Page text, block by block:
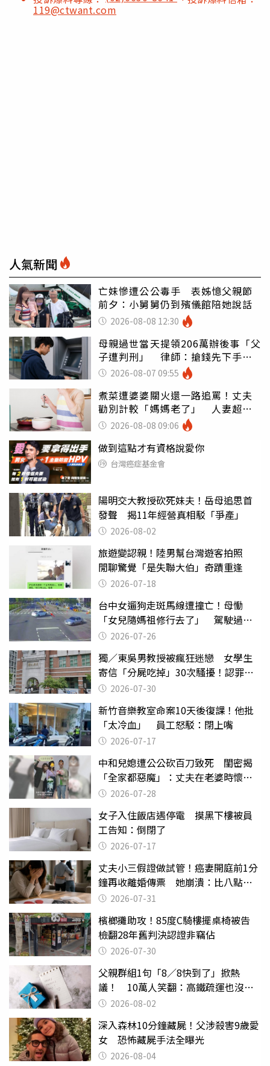
119@ctwant.com
人氣新聞
亡妹慘遭公公毒手 表姊憶父親節
前夕：小舅舅仍到殯儀館陪她說話
2026-08-08 12:30
母親過世當天提領206萬辦後事「父
子遭判刑」 律師：搶錢先下手是
罪 2026-08-07 09:55
煮菜遭婆婆關火還一路追罵！丈夫
勸別計較「媽媽老了」 人妻超崩
潰：我像台傭
2026-08-08 09:06
做到這點才有資格說愛你
台灣癌症基金會
陽明交大教授砍死妹夫！岳母追思首
發聲 揭11年經營真相駁「爭產」
2026-08-02
旅遊變認親！陸男幫台灣遊客拍照
閒聊驚覺「是失聯大伯」奇蹟重逢
2026-07-18
台中女遛狗走斑馬線遭撞亡！母慟
「女兒隨媽祖修行去了」 駕駛過失
致死判9月
2026-07-26
獨／東吳男教授被瘋狂迷戀 女學生
寄信「分屍吃掉」30次騷擾！認罪免
關 2026-07-30
新竹音樂教室命案10天後復課！他批
「太冷血」 員工怒駁：閉上嘴
2026-07-17
中和兒媳遭公公砍百刀致死 閨密揭
「全家都惡魔」：丈夫在老婆時懷孕
摔東西
2026-07-28
女子入住飯店遇停電 摸黑下樓被員
工告知：倒閉了
2026-07-17
丈夫小三假證做試管！癌妻開庭前1分
鐘再收離婚傳票 她崩潰：比八點檔
還扯2026-07-31
檳榔攤助攻！85度C騎樓擺桌椅被告
檢翻28年舊判決認證非竊佔
2026-07-30
父親群組1句「8／8快到了」掀熱
議！ 10萬人笑翻：高鐵疏運也沒列
父親節
2026-08-02
深入森林10分鐘藏屍！父涉殺害9歲愛
女 恐怖藏屍手法全曝光
2026-08-04